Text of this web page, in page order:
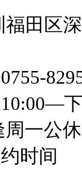
田区
周一公
时间